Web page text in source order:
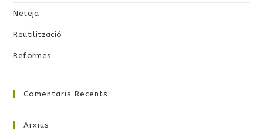
Neteja
Reutilització
Reformes
Comentaris Recents
Arxius